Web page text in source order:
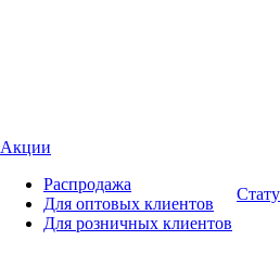
Акции
Распродажа
Для оптовых клиентов
Для розничных клиентов